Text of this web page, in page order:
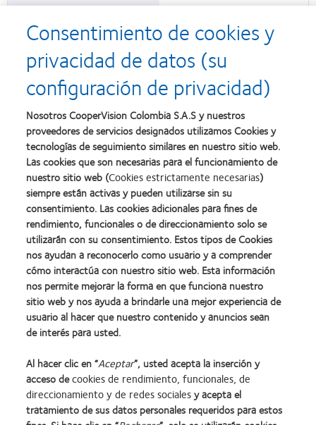
H 0 content
55%
Replacement schedule
Mensual
Oxygen transmissibility
110 Dk/t (at -3.00D)
Design
Superficie frontal asférica
Curva base
8,4
Diámetro
14,2
Potencia de la esfera
+8.00D a -12.00D (pasos de
Tinte de manipulación
Azul
Tamaño del paquete
6 blísters por paquete
Módulo
0,6 MPA
Consentimiento de cookies y
privacidad de datos (su
configuración de privacidad)
Nosotros CooperVision Colombia S.A.S y nuestros
proveedores de servicios designados utilizamos Cookies y
tecnologías de seguimiento similares en nuestro sitio web.
Las cookies que son necesarias para el funcionamiento de
nuestro sitio web (Cookies estrictamente necesarias)
siempre están activas y pueden utilizarse sin su
consentimiento. Las cookies adicionales para fines de
rendimiento, funcionales o de direccionamiento solo se
utilizarán con su consentimiento. Estos tipos de Cookies
nos ayudan a reconocerlo como usuario y a comprender
cómo interactúa con nuestro sitio web. Esta información
nos permite mejorar la forma en que funciona nuestro
sitio web y nos ayuda a brindarle una mejor experiencia de
usuario al hacer que nuestro contenido y anuncios sean
de interés para usted.
Al hacer clic en “Aceptar”, usted acepta la inserción y
acceso decookies de rendimiento, funcionales, de
direccionamiento y de redes socialesy acepta el
tratamiento de sus datos personales requeridos para estos